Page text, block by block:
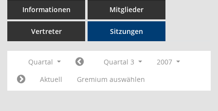
Informationen Mitglieder
Vertreter Sitzungen
Quartal Quartal 3
2007
Aktuell
Gremium auswählen